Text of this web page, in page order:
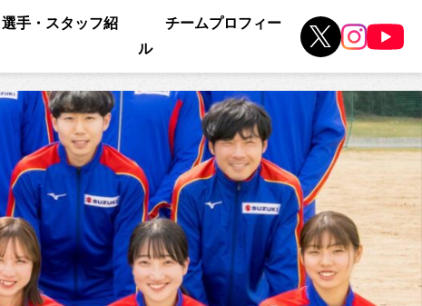
選手・スタッフ紹
チームプロフィー
ル